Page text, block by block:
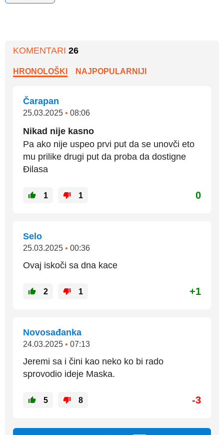
KOMENTARI 26
HRONOLOŠKI NAJPOPULARNIJI
Čarapan
25.03.2025 • 08:06
Nikad nije kasno
Pa ako nije uspeo prvi put da se unovči eto
mu prilike drugi put da proba da dostigne
Đilasa
1 1 0
Selo
25.03.2025 • 00:36
Ovaj iskoči sa dna kace
2 1 +1
Novosađanka
24.03.2025 • 07:13
Jeremi sa i čini kao neko ko bi rado
sprovodio ideje Maska.
5 8 -3